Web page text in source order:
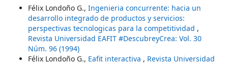
Félix Londoño G., Ingenieria concurrente: hacia un
desarrollo integrado de productos y servicios:
perspectivas tecnologicas para la competitividad ,
Revista Universidad EAFIT #DescubreyCrea: Vol. 30
Núm. 96 (1994)
Félix Londoño G., Eafit interactiva , Revista Universidad